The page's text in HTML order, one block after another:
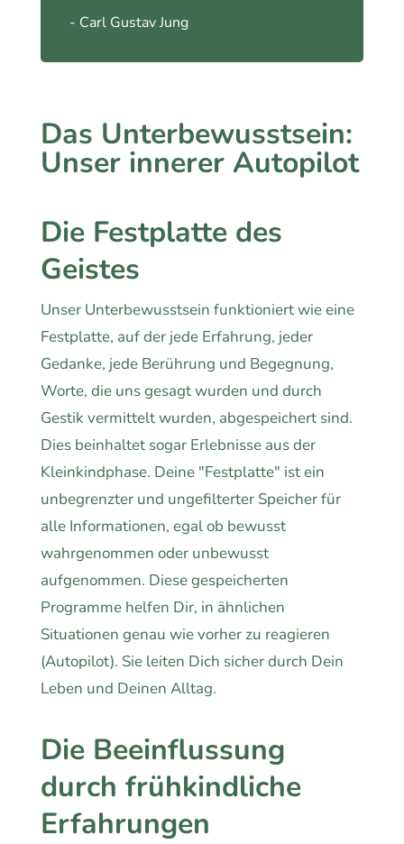
- Carl Gustav Jung
Das Unterbewusstsein:
Unser innerer Autopilot
Die Festplatte des
Geistes
Unser Unterbewusstsein funktioniert wie eine
Festplatte, auf der jede Erfahrung, jeder
Gedanke, jede Berührung und Begegnung,
Worte, die uns gesagt wurden und durch
Gestik vermittelt wurden, abgespeichert sind.
Dies beinhaltet sogar Erlebnisse aus der
Kleinkindphase. Deine "Festplatte" ist ein
unbegrenzter und ungefilterter Speicher für
alle Informationen, egal ob bewusst
wahrgenommen oder unbewusst
aufgenommen. Diese gespeicherten
Programme helfen Dir, in ähnlichen
Situationen genau wie vorher zu reagieren
(Autopilot). Sie leiten Dich sicher durch Dein
Leben und Deinen Alltag.
Die Beeinflussung
durch frühkindliche
Erfahrungen